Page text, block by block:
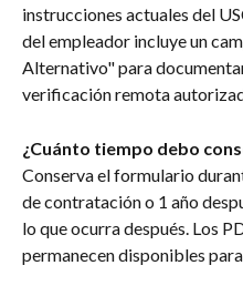
instrucciones actuales del
del empleador incluye un
Alternativo" para
verificación remota
¿Cuánto tiempo debo
Conserva el formulario
de contratación o 1 año
lo que ocurra después. Los
permanecen disponibles